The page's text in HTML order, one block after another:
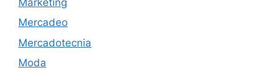
Mercadeo
Mercadotecnia
Moda